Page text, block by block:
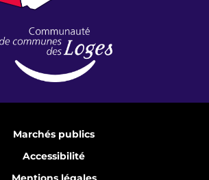
Marchés publics
Accessibilité